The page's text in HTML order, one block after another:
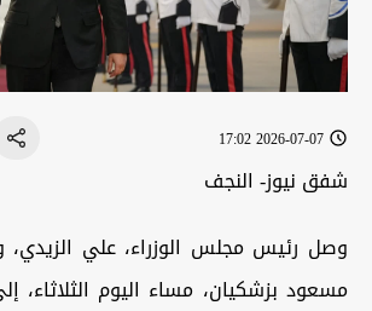
2026-07-07 17:02
شفق نيوز- النجف
وصل رئيس مجلس الوزراء، علي الزيدي،
مسعود بزشكيان، مساء اليوم الثلاثاء،